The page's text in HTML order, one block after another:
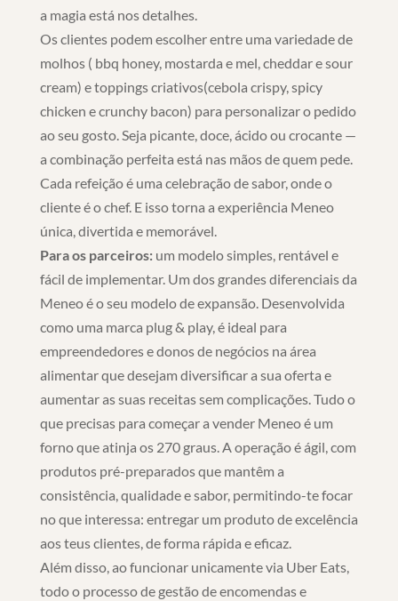
a magia está nos detalhes.
Os clientes podem escolher entre uma variedade de
molhos ( bbq honey, mostarda e mel, cheddar e sour
cream) e toppings criativos(cebola crispy, spicy
chicken e crunchy bacon) para personalizar o pedido
ao seu gosto. Seja picante, doce, ácido ou crocante —
a combinação perfeita está nas mãos de quem pede.
Cada refeição é uma celebração de sabor, onde o
cliente é o chef. E isso torna a experiência Meneo
única, divertida e memorável.
Para os parceiros:um modelo simples, rentável e
fácil de implementar. Um dos grandes diferenciais da
Meneo é o seu modelo de expansão. Desenvolvida
como uma marca plug & play, é ideal para
empreendedores e donos de negócios na área
alimentar que desejam diversificar a sua oferta e
aumentar as suas receitas sem complicações. Tudo o
que precisas para começar a vender Meneo é um
forno que atinja os 270 graus. A operação é ágil, com
produtos pré-preparados que mantêm a
consistência, qualidade e sabor, permitindo-te focar
no que interessa: entregar um produto de excelência
aos teus clientes, de forma rápida e eficaz.
Além disso, ao funcionar unicamente via Uber Eats,
todo o processo de gestão de encomendas e